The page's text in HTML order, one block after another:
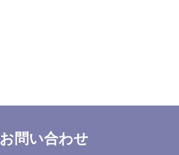
お問い合わせ